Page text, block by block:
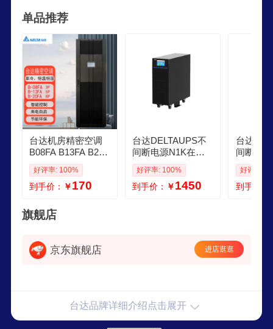
单品推荐
台达机房精密空调
B08FA B13FA B20F
A 单冷恒温恒湿 UP
S电源机房专用8KW
13KW 20KW 台达
好评率: 100%
到手价： ￥170
台达DELTAUPS不
间断电源N1K在线
式1KVA 900W 内置
电池 机房服务器电
脑仪器断电续航后
好评率: 100%
到手价： ￥1450
台达
间断电
A900W
套餐 外
机在线
好评率:
到手价：
旗舰店
京东旗舰店 进店逛逛
台达品牌详细介绍点击展开